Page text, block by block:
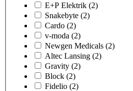
E+P Elektrik (2)
Snakebyte (2)
Cardo (2)
v-moda (2)
Newgen Medicals (2)
Altec Lansing (2)
Gravity (2)
Block (2)
Fidelio (2)